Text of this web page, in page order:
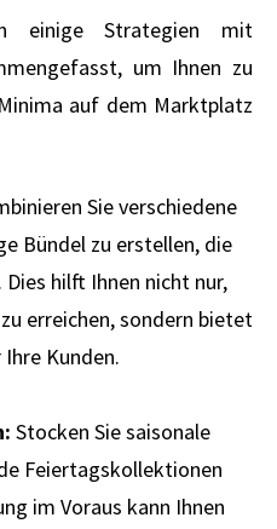
einige Strategien mit
um Ihnen zu
auf dem Marktplatz
Sie verschiedene
Bündel zu erstellen, die
Dies hilft Ihnen nicht nur,
erreichen, sondern bietet
Kunden.
Stocken Sie saisonale
Feiertagskollektionen
im Voraus kann Ihnen